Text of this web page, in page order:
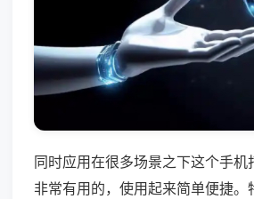
同时应用在很多场景之下这个手机
非常有用的，使用起来简单便捷。